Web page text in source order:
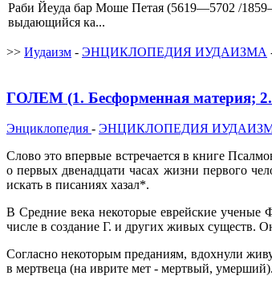
Раби Йеуда бар Моше Петая (5619—5702 /
выдающийся ка...
>> Иудаизм - ЭНЦИКЛОПЕДИЯ ИУДАИЗМА
ГОЛЕМ (1. Бесформенная материя;
Энциклопедия - ЭНЦИКЛОПЕДИЯ
Слово это впервые встречается в книге
о первых двенадцати часах жизни первого
искать в писаниях хазал*.
В Средние века некоторые еврейские
числе в создание Г. и других живых существ.
Согласно некоторым преданиям, вдохнули
в мертвеца (на иврите мет - мертвый, умерший).